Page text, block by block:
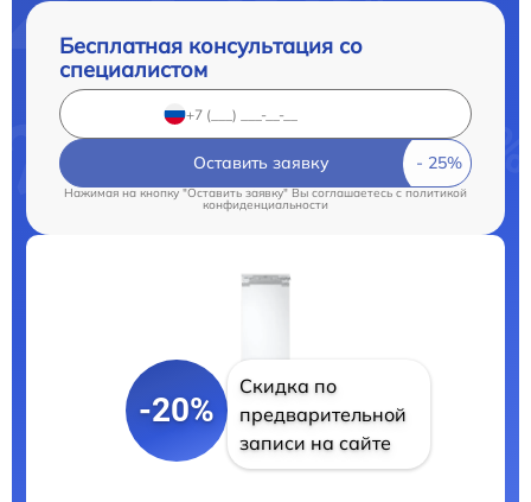
Бесплатная консультация со
специалистом
Оставить заявку
Нажимая на кнопку "Оставить заявку" Вы соглашаетесь c политикой
конфиденциальности
-20%
Скидка по
предварительной
записи на сайте